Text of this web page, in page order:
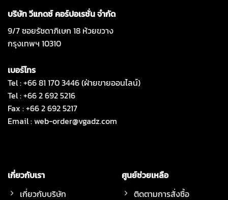
บริษัท วีแกดซ์ คอร์ปอเรชั่น จำกัด
9/7 ซอยรัชดาภิเษก 18 ห้วยขวาง
กรุงเทพฯ 10310
เบอร์โทร
Tel : +66 81 170 3446 (ฝ่ายขายออนไลน์)
Tel : +66 2 692 5216
Fax : +66 2 692 5217
Email :web-order@vgadz.com
เกี่ยวกับเรา
เกี่ยวกับบริษัท
ศูนย์ช่วยเหลือ
ติดตามการสั่งซื้อ